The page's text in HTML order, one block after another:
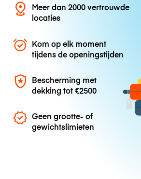
Meer dan 2000 vertrouwde
locaties
Kom op elk moment
tijdens de openingstijden
Bescherming met
dekking tot€2500
Geen grootte- of
gewichtslimieten